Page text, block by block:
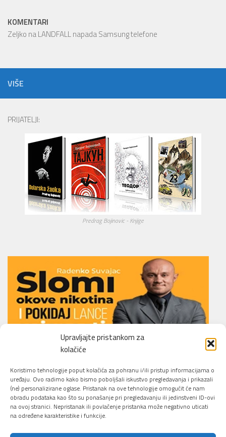
Upravljajte pristankom za
kolačiće
Koristimo tehnologije poput kolačića za pohranu i/ili pristup informacijama o
uređaju. Ovo radimo kako bismo poboljšali iskustvo pregledavanja i prikazali
(ne) personalizirane oglase. Pristanak na ove tehnologije omogućit će nam
obradu podataka kao što su ponašanje pri pregledavanju ili jedinstveni ID-ovi
na ovoj stranici. Nepristanak ili povlačenje pristanka može negativno uticati
na određene karakteristike i funkcije.
KOMENTARI
Zeljko naLANDFALL napada Samsung telefone
VIŠE
PRIJATELJI:
Predrag Bojinovic - Knjige
Li.O.N.S. Smoking Cessation Method